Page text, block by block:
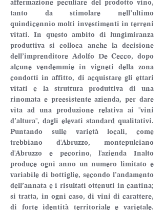
affermazione peculiare del prodotto vino,
tanto da stimolare nell’ultimo
quindicennio molti investimenti in terreni
vitati. In questo ambito di lungimiranza
produttiva si colloca anche la decisione
dell’imprenditore Adolfo De Cecco, dopo
alcune vendemmie in vigneti della zona
condotti in affitto, di acquistare gli ettari
vitati e la struttura produttiva di una
rinomata e preesistente azienda, per dare
vita ad una produzione relativa ai "vini
d’altura", dagli elevati standard qualitativi.
Puntando sulle varietà locali, come
trebbiano d'Abruzzo, montepulciano
d'Abruzzo e pecorino, l'azienda Inalto
produce ogni anno un numero limitato e
variabile di bottiglie, secondo l’andamento
dell’annata e i risultati ottenuti in cantina;
si tratta, in ogni caso, di vini di carattere,
di forte identità territoriale e varietale.